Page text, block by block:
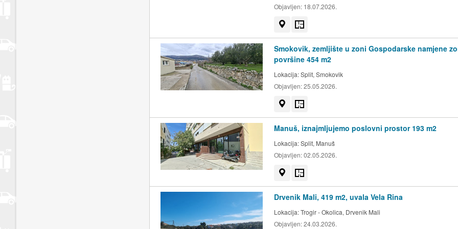
Objavljen: 18.07.2026.
Smokovik, zemljište u zoni Gospodarske namjene
površine 454 m2
Lokacija:Split, Smokovik
Objavljen:25.05.2026.
Manuš, iznajmljujemo poslovni prostor 193 m2
Lokacija:Split, Manuš
Objavljen:02.05.2026.
Drvenik Mali, 419 m2, uvala Vela Rina
Lokacija:Trogir - Okolica, Drvenik Mali
Objavljen:24.03.2026.